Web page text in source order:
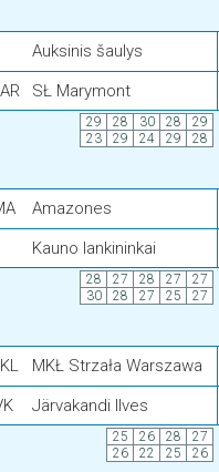
Auksinis šaulys
SŁ Marymont
29 28 30 28
29
23
29 24 29 28
Amazones
Kauno lankininkai
28 27 28 27
27
30
28 27 25 27
MKŁ Strzała Warszawa
Järvakandi Ilves
25 26 28
27
26
22 25 26